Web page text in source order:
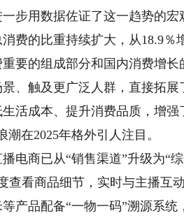
用数据佐证了这一趋势的宏观
费的比重持续扩大，从18.9
要的组成部分和国内消费增
、触及更广泛人群，直接拓
活成本、提升消费品质，增
潮在2025年格外引人注目。
商已从“销售渠道”升级为“综
查看商品细节，实时与主播互
产品配备“一物一码”溯源系